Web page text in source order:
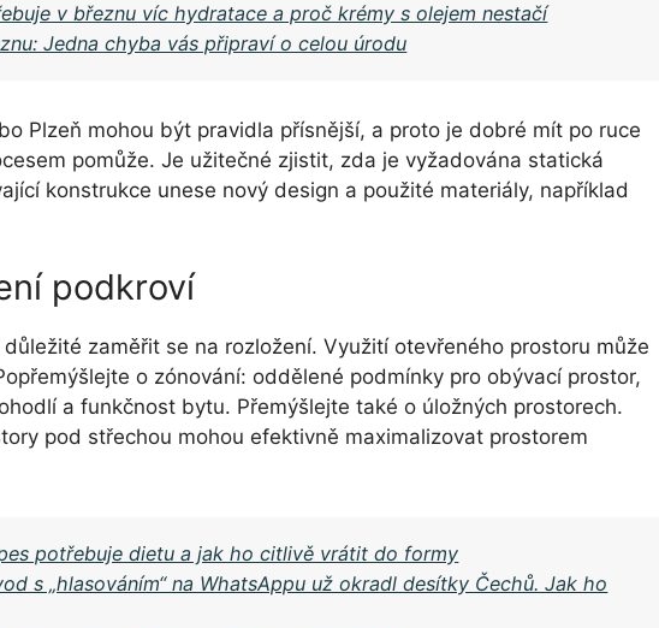
v březnu víc hydratace a proč krémy s olejem nestačí
Jedna chyba vás připraví o celou úrodu
Plzeň mohou být pravidla přísnější, a proto je dobré mít po ruce
pomůže. Je užitečné zjistit, zda je vyžadována statická
konstrukce unese nový design a použité materiály, například
podkroví
zaměřit se na rozložení. Využití otevřeného prostoru může
o zónování: oddělené podmínky pro obývací prostor,
a funkčnost bytu. Přemýšlejte také o úložných prostorech.
pod střechou mohou efektivně maximalizovat prostorem
potřebuje dietu a jak ho citlivě vrátit do formy
s „hlasováním“ na WhatsAppu už okradl desítky Čechů. Jak ho